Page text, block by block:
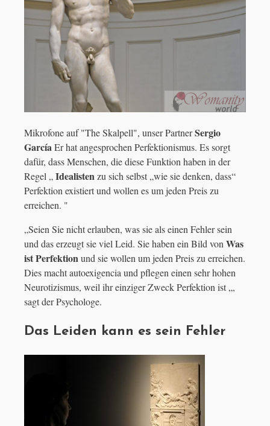
Mikrofone auf "The Skalpell", unser PartnerSergio
GarcíaEr hat angesprochenPerfektionismus. Es sorgt
dafür, dass Menschen, die diese Funktion haben in der
Regel „Idealistenzu sich selbst „wie sie denken, dass“
Perfektion existiert und wollen es um jeden Preis zu
erreichen. "
„Seien Sie nicht erlauben, was sie als einen Fehler sein
und das erzeugt sie viel Leid. Sie haben ein Bild vonWas
ist Perfektionund sie wollen um jeden Preis zu erreichen.
Dies macht autoexigencia und pflegen einen sehr hohen
Neurotizismus, weil ihr einziger Zweck Perfektion ist „,
sagt der Psychologe.
Das Leiden kann es sein Fehler